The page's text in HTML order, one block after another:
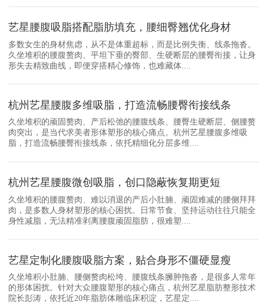
艺星腰腹吸脂搭配脂肪填充，腰细臀翘优化身材
多数女生的身材焦虑，从不是体重超标，而是比例失衡、线条拖沓。
久坐堆积的腰腹赘肉、平坦下垂的臀部、生硬断层的腰臀衔接，让身
形失去精致曲线，即便穿搭精心修饰，也难藏体....
杭州艺星腰腹多维吸脂，打造流畅腰臀衔接线条
久坐堆积的顽固赘肉、产后松弛的腰腹线条、腰臀生硬断层、侧腰赘
肉突出，是当代求美者形体塑形的核心痛点。杭州艺星腰腹多维吸
脂，打造流畅腰臀衔接线条，依托精细化分层多维....
杭州艺星腰腹微创吸脂，创口隐蔽恢复期更短
久坐堆积的腰腹赘肉、难以消退的产后小肚腩、顽固难减的腰侧拜拜
肉，是多数人身材塑形的核心困扰。日常节食、坚持运动往往只能全
身性减脂，无法精准剥离腰腹顽固脂肪，很难塑....
艺星定制化腰腹吸脂方案，贴合身形不僵硬显瘦
久坐堆积小肚腩、腰侧赘肉松垮、腰腹线条臃肿拖沓，是很多人常年
的形体困扰。针对大众腰腹塑形的核心痛点，杭州艺星脂肪整形技术
院长彭涛，依托近20年脂肪体雕临床积淀，艺星定....